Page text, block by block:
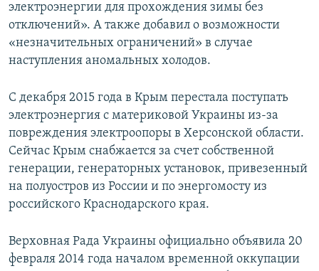
электроэнергии для прохождения зимы без
отключений». А также добавил о возможности
«незначительных ограничений» в случае
наступления аномальных холодов.
С декабря 2015 года в Крым перестала поступать
электроэнергия с материковой Украины из-за
повреждения электроопоры в Херсонской области.
Сейчас Крым снабжается за счет собственной
генерации, генераторных установок, привезенный
на полуостров из России и по энергомосту из
российского Краснодарского края.
Верховная Рада Украины официально объявила 20
февраля 2014 года началом временной оккупации